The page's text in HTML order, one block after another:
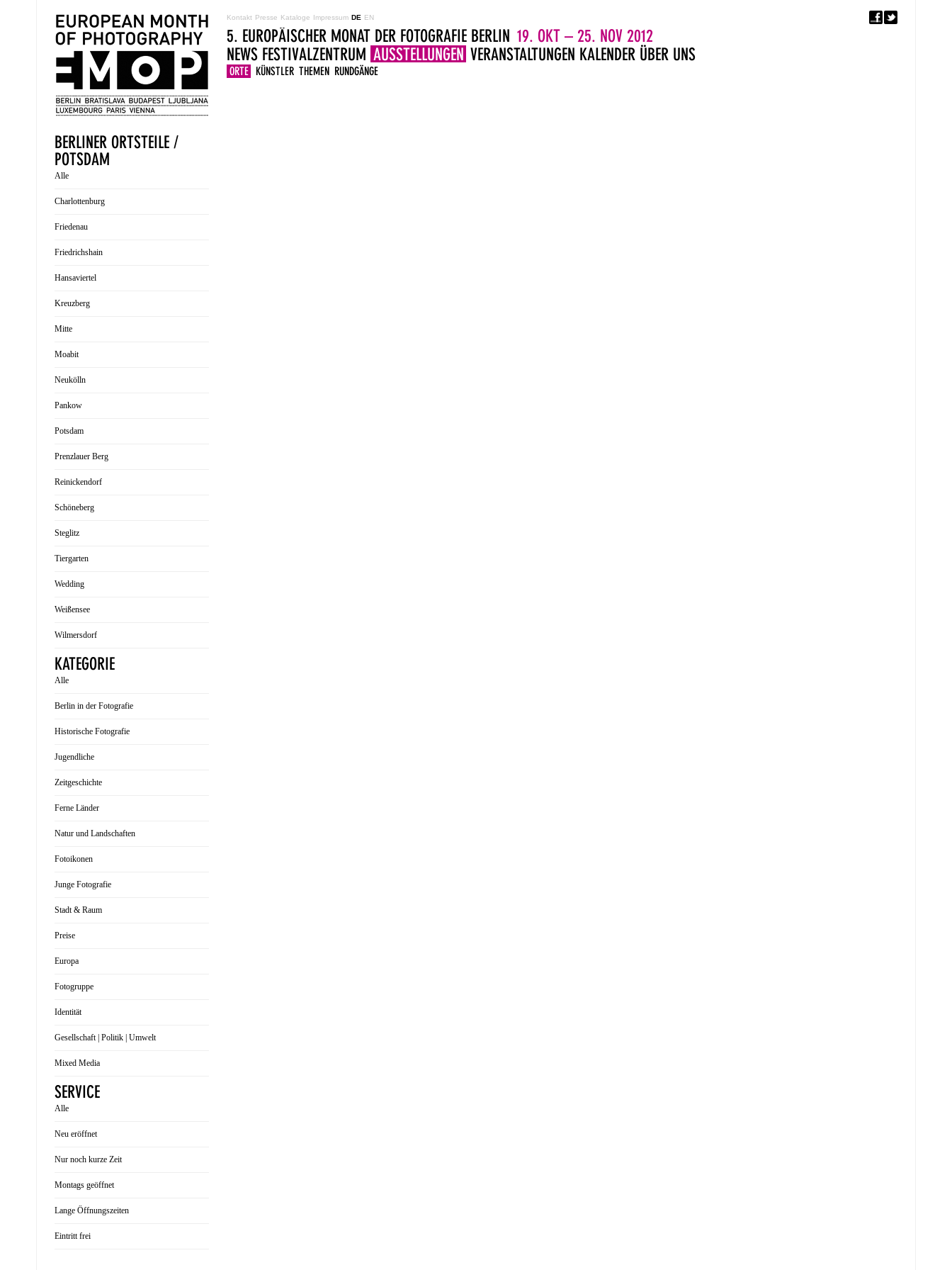
Kontakt Presse Kataloge Impressum DE EN 5. EUROPÄISCHER
5. EUROPÄISCHER MONAT DER FOTOGRAFIE BERLIN 19. OKT – 25. NOV 2012
NEWS FESTIVALZENTRUM AUSSTELLUNGEN
ORTE KÜNSTLER THEMEN RUNDGÄNGE
VERANSTALTUNGEN KALENDER ÜBER UNS
BERLINER ORTSTEILE /
POTSDAM
Alle
Charlottenburg
Friedenau
Friedrichshain
Hansaviertel
Kreuzberg
Mitte
Moabit
Neukölln
Pankow
Potsdam
Prenzlauer Berg
Reinickendorf
Schöneberg
Steglitz
Tiergarten
Wedding
Weißensee
Wilmersdorf
KATEGORIE
Alle
Berlin in der Fotografie
Historische Fotografie
Jugendliche
Zeitgeschichte
Ferne Länder
Natur und Landschaften
Fotoikonen
Junge Fotografie
Stadt & Raum
Preise
Europa
Fotogruppe
Identität
Gesellschaft | Politik | Umwelt
Mixed Media
SERVICE
Alle
Neu eröffnet
Nur noch kurze Zeit
Montags geöffnet
Lange Öffnungszeiten
Eintritt frei